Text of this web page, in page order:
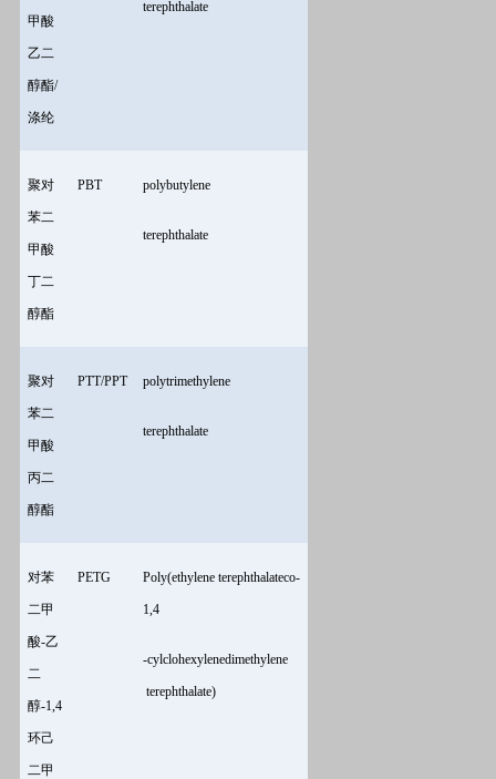
甲酸
乙二
醇酯/
涤纶
terephthalate
聚对
苯二
甲酸
丁二
醇酯
PBT polybutylene
terephthalate
聚对
苯二
甲酸
丙二
醇酯
PTT/PPT polytrimethylene
terephthalate
对苯
二甲
酸-乙
二
醇-1,4
环己
二甲
PETG Poly(ethylene terephthalateco-
1,4
-cylclohexylenedimethylene
terephthalate)